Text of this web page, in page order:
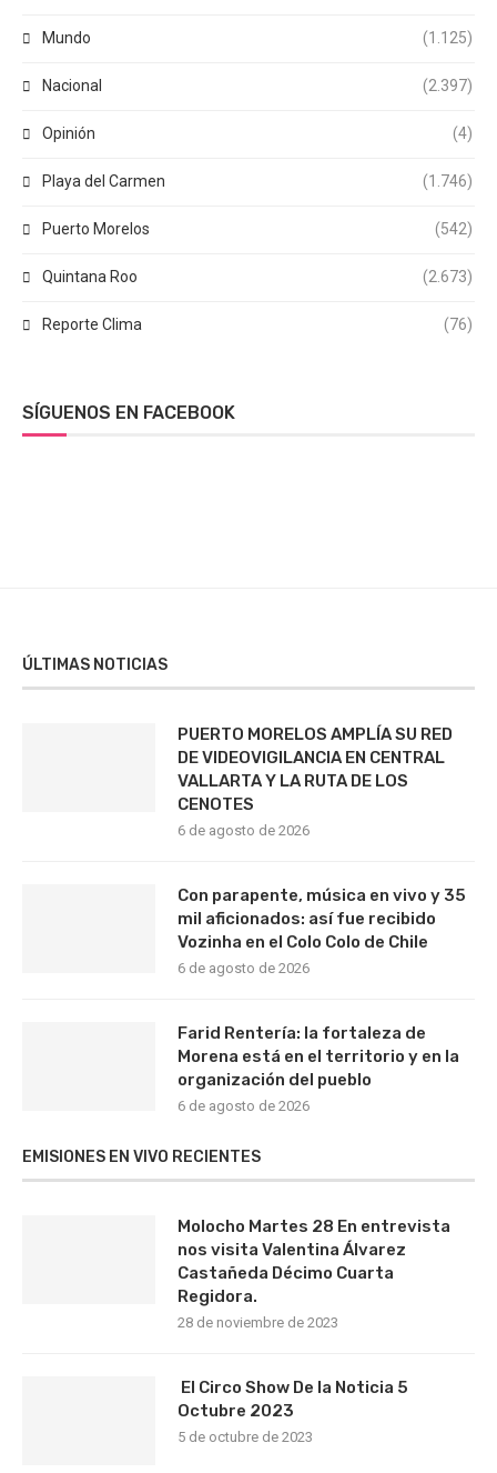
Mundo (1.125)
Nacional (2.397)
Opinión (4)
Playa del Carmen (1.746)
Puerto Morelos (542)
Quintana Roo (2.673)
Reporte Clima (76)
SÍGUENOS EN FACEBOOK
ÚLTIMAS NOTICIAS
PUERTO MORELOS AMPLÍA SU RED
DE VIDEOVIGILANCIA EN CENTRAL
VALLARTA Y LA RUTA DE LOS
CENOTES
6 de agosto de 2026
Con parapente, música en vivo y 35
mil aficionados: así fue recibido
Vozinha en el Colo Colo de Chile
6 de agosto de 2026
Farid Rentería: la fortaleza de
Morena está en el territorio y en la
organización del pueblo
6 de agosto de 2026
EMISIONES EN VIVO RECIENTES
Molocho Martes 28 En entrevista
nos visita Valentina Álvarez
Castañeda Décimo Cuarta
Regidora.
28 de noviembre de 2023
El Circo Show De la Noticia 5
Octubre 2023
5 de octubre de 2023